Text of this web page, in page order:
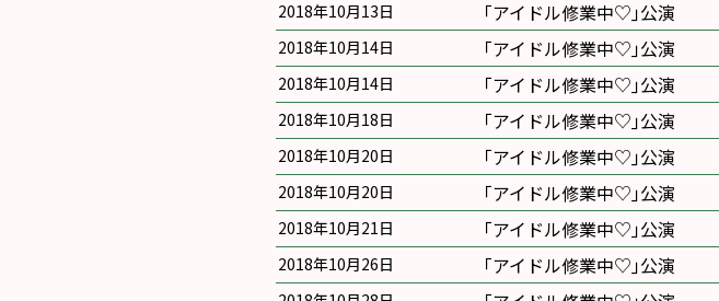
2018年10月13日 ｢アイドル修業中♡｣公演
2018年10月14日 ｢アイドル修業中♡｣公演
2018年10月14日 ｢アイドル修業中♡｣公演
2018年10月18日 ｢アイドル修業中♡｣公演
2018年10月20日 ｢アイドル修業中♡｣公演
2018年10月20日 ｢アイドル修業中♡｣公演
2018年10月21日 ｢アイドル修業中♡｣公演
2018年10月26日 ｢アイドル修業中♡｣公演